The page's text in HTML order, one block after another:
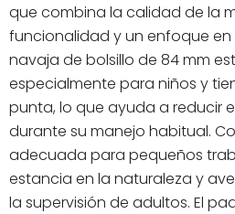
que combina la calidad de la
funcionalidad y un enfoque en
navaja de bolsillo de 84 mm
especialmente para niños y
punta, lo que ayuda a reducir
durante su manejo habitual.
adecuada para pequeños
estancia en la naturaleza y
la supervisión de adultos. El